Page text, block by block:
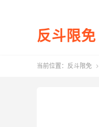
反斗限免
当前位置： 反斗限免 